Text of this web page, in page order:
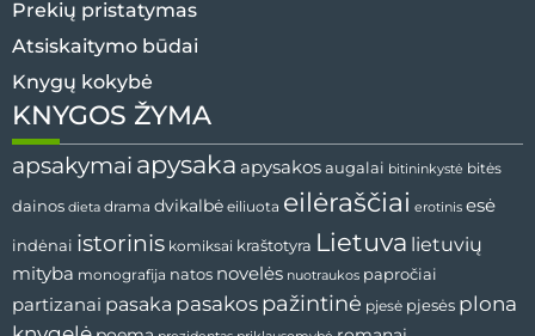
Prekių pristatymas
Atsiskaitymo būdai
Knygų kokybė
KNYGOS ŽYMA
apsakymai apysaka apysakos augalai bitininkystė bitės
dainos dieta drama dvikalbė eiliuota eilėraščiai erotinis esė
indėnai istorinis komiksai kraštotyra Lietuva lietuvių
mityba monografija natos novelės nuotraukos papročiai
partizanai pasaka pasakos pažintinė pjesė pjesės plona